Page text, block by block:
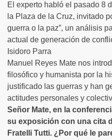
El experto habló el pasado 8
la Plaza de la Cruz, invitado
guerra o la paz”, un análisis
actual de generación de
Isidoro Parra
Manuel Reyes Mate nos
filosófico y humanista por la
justificado las guerras y han
actitudes personales y
Señor Mate, en la
su exposición con una cita
Fratelli Tutti. ¿Por qué le